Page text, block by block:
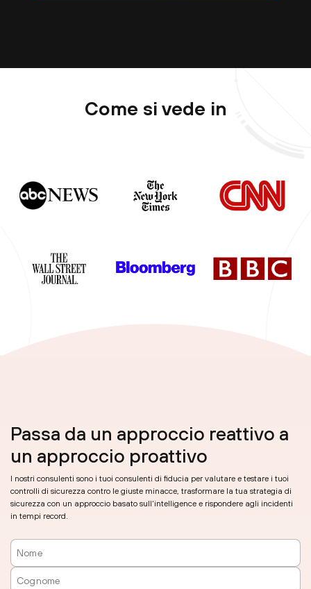
Come si vede in
Passa da un approccio reattivo a
un approccio proattivo
I nostri consulenti sono i tuoi consulenti di fiducia per valutare e testare i tuoi
controlli di sicurezza contro le giuste minacce, trasformare la tua strategia di
sicurezza con un approccio basato sull'intelligence e rispondere agli incidenti
in tempi record.